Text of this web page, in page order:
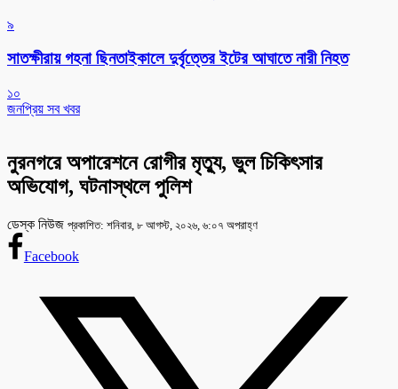
৯
সাতক্ষীরায় গহনা ছিনতাইকালে দুর্বৃত্তের ইটের আঘাতে নারী নিহত
১০
জনপ্রিয় সব খবর
নুরনগরে অপারেশনে রোগীর মৃত্যু, ভুল চিকিৎসার
অভিযোগ, ঘটনাস্থলে পুলিশ
ডেস্ক নিউজ প্রকাশিত: শনিবার, ৮ আগস্ট, ২০২৬, ৬:০৭ অপরাহ্ণ
Facebook